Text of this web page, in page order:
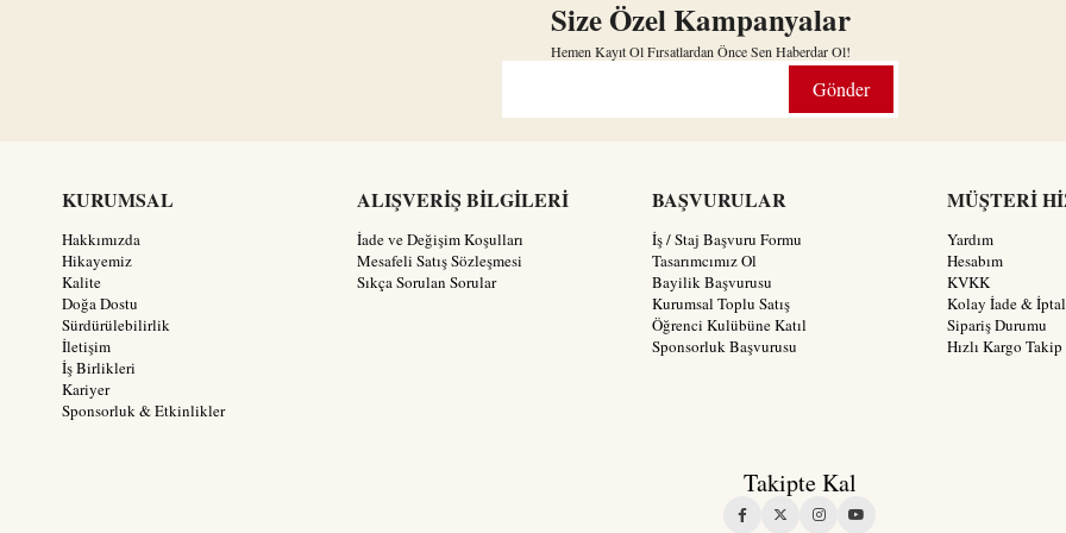
Size Özel Kampanyalar
Hemen Kayıt Ol Fırsatlardan Önce Sen Haberdar Ol!
Gönder
KURUMSAL
Hakkımızda
Hikayemiz
Kalite
Doğa Dostu
Sürdürülebilirlik
İletişim
İş Birlikleri
Kariyer
Sponsorluk & Etkinlikler
ALIŞVERİŞ BİLGİLERİ
İade ve Değişim Koşulları
Mesafeli Satış Sözleşmesi
Sıkça Sorulan Sorular
BAŞVURULAR
İş / Staj Başvuru Formu
Tasarımcımız Ol
Bayilik Başvurusu
Kurumsal Toplu Satış
Öğrenci Kulübüne Katıl
Sponsorluk Başvurusu
MÜŞTERİ
Yardım
Hesabım
KVKK
Kolay İade & İptal
Sipariş Durumu
Hızlı Kargo Takip
Takipte Kal